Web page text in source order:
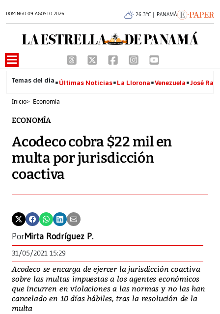
DOMINGO 09 AGOSTO 2026 26.3°C | PANAMÁ
Últimas Noticias La Llorona Venezuela José
Inicio> Economía
ECONOMÍA
​​​​​​​​Acodeco cobra $22 mil en
multa por jurisdicción
coactiva
PorMirta Rodríguez P.
31/05/2021 15:29
Acodeco se encarga de ejercer la jurisdicción coactiva
sobre las multas impuestas a los agentes económicos
que incurren en violaciones a las normas y no las han
cancelado en 10 días hábiles, tras la resolución de la
multa